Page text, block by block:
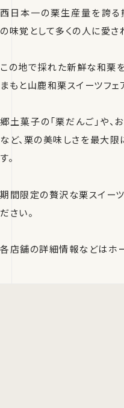
西日本一の栗生産量を誇る
の味覚として多くの人に愛さ
この地で採れた新鮮な和栗
まもと山鹿和栗スイーツフェ
郷土菓子の「栗だんご」や、
など、栗の美味しさを最大
す。
期間限定の贅沢な栗スイー
ださい。
各店舗の詳細情報などはホ